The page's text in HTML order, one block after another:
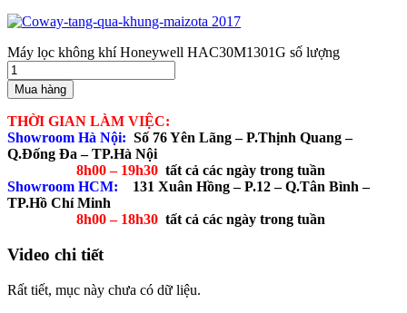
Máy lọc không khí Honeywell HAC30M1301G số lượng
Mua hàng
THỜI GIAN LÀM VIỆC:
Showroom Hà Nội: Số 76 Yên Lãng – P.Thịnh Quang –
Q.Đống Đa – TP.Hà Nội
8h00 – 19h30 tất cả các ngày trong tuần
Showroom HCM:
131 Xuân Hồng – P.12 – Q.Tân Bình –
TP.Hồ Chí Minh
8h00 – 18h30 tất cả các ngày trong tuần
Video chi tiết
Rất tiết, mục này chưa có dữ liệu.